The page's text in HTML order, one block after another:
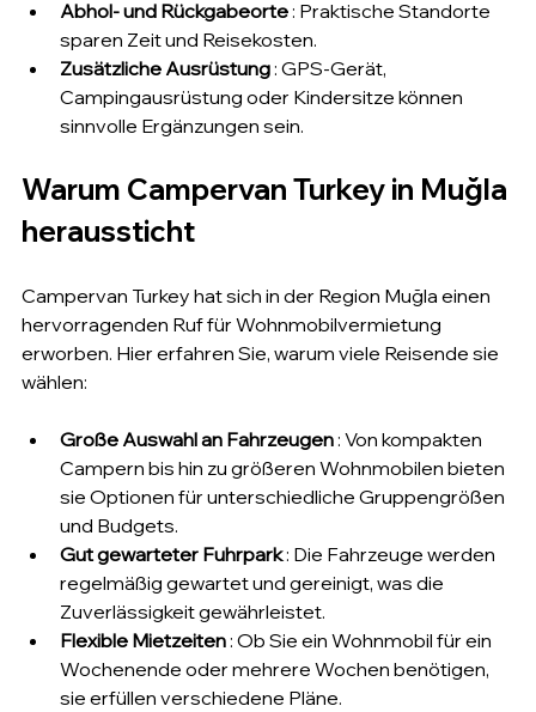
Abhol- und Rückgabeorte : Praktische Standorte
sparen Zeit und Reisekosten.
Zusätzliche Ausrüstung : GPS-Gerät,
Campingausrüstung oder Kindersitze können
sinnvolle Ergänzungen sein.
Warum Campervan Turkey in Muğla
heraussticht
Campervan Turkey hat sich in der Region Muğla einen
hervorragenden Ruf für Wohnmobilvermietung
erworben. Hier erfahren Sie, warum viele Reisende sie
wählen:
Große Auswahl an Fahrzeugen : Von kompakten
Campern bis hin zu größeren Wohnmobilen bieten
sie Optionen für unterschiedliche Gruppengrößen
und Budgets.
Gut gewarteter Fuhrpark : Die Fahrzeuge werden
regelmäßig gewartet und gereinigt, was die
Zuverlässigkeit gewährleistet.
Flexible Mietzeiten : Ob Sie ein Wohnmobil für ein
Wochenende oder mehrere Wochen benötigen,
sie erfüllen verschiedene Pläne.